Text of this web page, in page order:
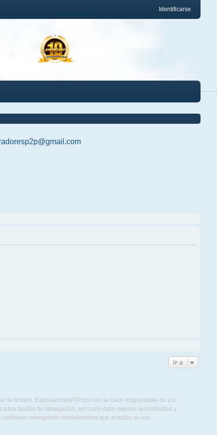
Identificarse
Ir a
de fichero. ExploradoresP2P.com no se hace responsable de los
facilitar tu navegación, así como para mejorar la usabilidad y
navegando consideramos que aceptas su uso.